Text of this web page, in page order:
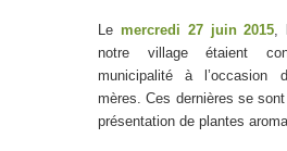
Le mercredi 27 juin 2015
notre village étaient
municipalité à
mères. Ces dernières se
présentation de plantes